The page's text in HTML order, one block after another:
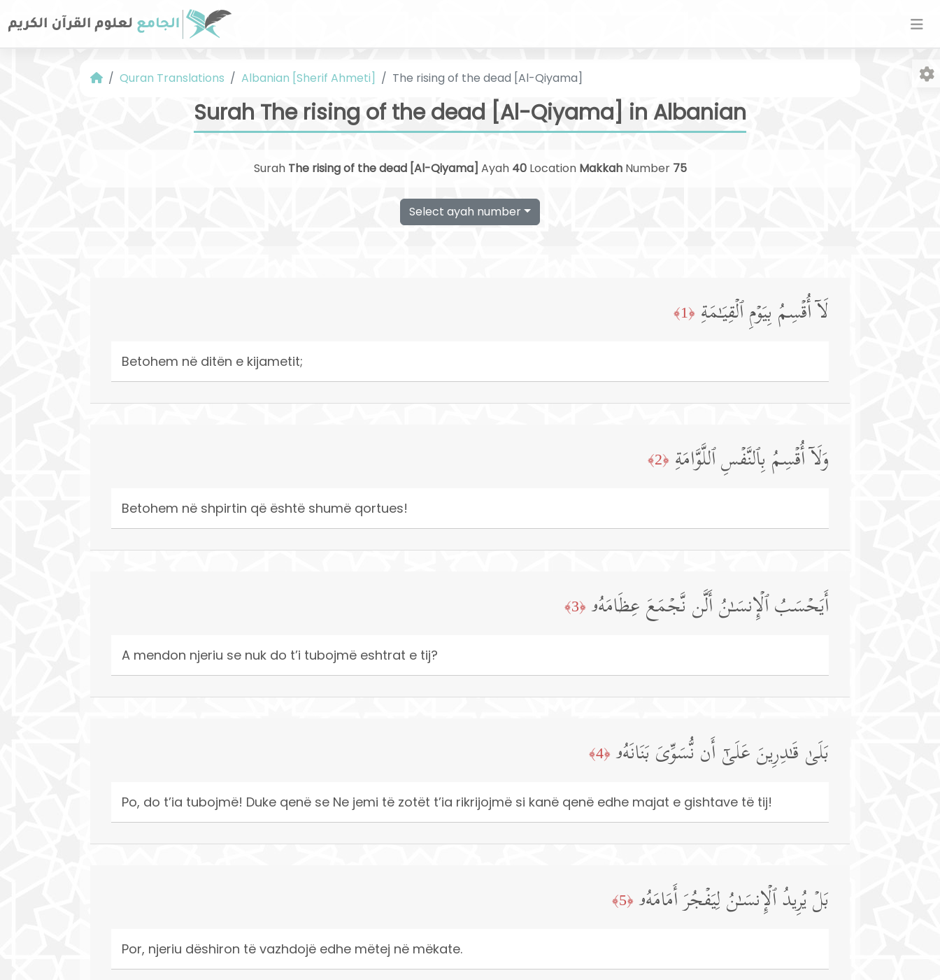
Quran Translations Albanian [Sherif Ahmeti] The rising of the dead [Al-Qiyama]
Surah The rising of the dead [Al-Qiyama] in Albanian
Surah The rising of the dead [Al-Qiyama] Ayah 40Location MakkahNumber 75
Select ayah number
لَاۤ أُقۡسِمُ بِیَوۡمِ ٱلۡقِیَـٰمَةِ ﴿1﴾
Betohem në ditën e kijametit;
وَلَاۤ أُقۡسِمُ بِٱلنَّفۡسِ ٱللَّوَّامَةِ ﴿2﴾
Betohem në shpirtin që është shumë qortues!
أَیَحۡسَبُ ٱلۡإِنسَـٰنُ أَلَّن نَّجۡمَعَ عِظَامَهُۥ ﴿3﴾
A mendon njeriu se nuk do t’i tubojmë eshtrat e tij?
بَلَىٰ قَـٰدِرِینَ عَلَىٰۤ أَن نُّسَوِّیَ بَنَانَهُۥ ﴿4﴾
Po, do t’ia tubojmë! Duke qenë se Ne jemi të zotët t’ia rikrijojmë si kanë qenë edhe majat e gishtave të tij!
بَلۡ یُرِیدُ ٱلۡإِنسَـٰنُ لِیَفۡجُرَ أَمَامَهُۥ ﴿5﴾
Por, njeriu dëshiron të vazhdojë edhe mëtej në mëkate.